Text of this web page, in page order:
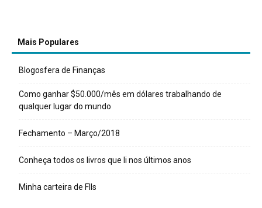
Mais Populares
Blogosfera de Finanças
Como ganhar $50.000/mês em dólares trabalhando de
qualquer lugar do mundo
Fechamento – Março/2018
Conheça todos os livros que li nos últimos anos
Minha carteira de FIIs